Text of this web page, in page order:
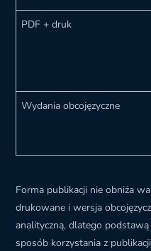
PDF + druk
Wydania obcojęzyczne
Forma publikacji nie obniża
drukowane i wersja
analityczną, dlatego
sposób korzystania z